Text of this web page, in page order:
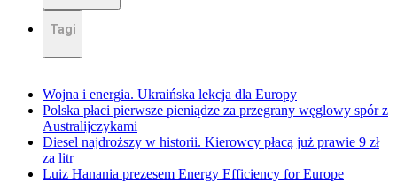
Tagi
Wojna i energia. Ukraińska lekcja dla Europy
Polska płaci pierwsze pieniądze za przegrany węglowy spór z
Australijczykami
Diesel najdroższy w historii. Kierowcy płacą już prawie 9 zł
za litr
Luiz Hanania prezesem Energy Efficiency for Europe